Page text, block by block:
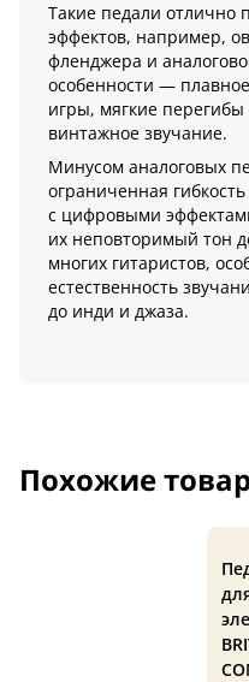
Такие педали отлично
эффектов, например,
фленджера и
особенности —
игры, мягкие перегибы
винтажное звучание.
Минусом аналоговых
ограниченная
с цифровыми
их неповторимый тон
многих гитаристов,
естественность
до инди и джаза.
Похожие